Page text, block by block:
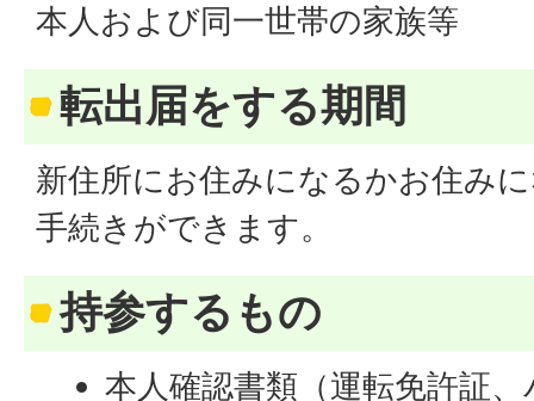
本人および同一世帯の家族等
転出届をする期間
新住所にお住みになるかお住み
手続きができます。
持参するもの
本人確認書類（運転免許証